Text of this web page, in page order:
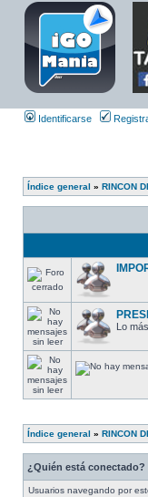
Identificarse
Índice general » RINCON
Lo
Índice general » RINCON
¿Quién está conectado?
Usuarios navegando por